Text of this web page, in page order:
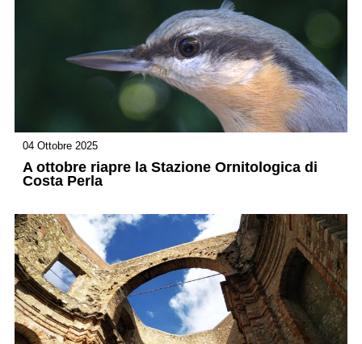
04 Ottobre 2025
A ottobre riapre la Stazione Ornitologica di
Costa Perla